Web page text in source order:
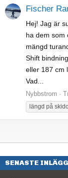
Fischer
Hej! Jag är
ha dem som
mängd
Shift
eller 187 cm
Vad...
Nybbstrom
längd på
SENASTE